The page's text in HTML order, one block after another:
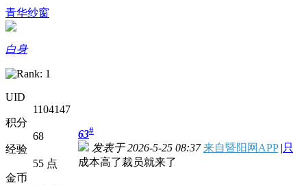
青华纱窗
白身
UID
1104147
积分
68
经验
55 点
金币
63#
发表于 2026-5-25 08:37 来自暨阳网APP |
成本高了裁员就来了